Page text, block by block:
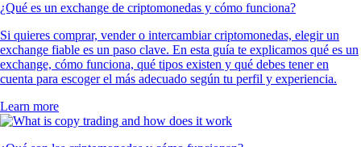
¿Qué es un exchange de criptomonedas y cómo funciona?
Si quieres comprar, vender o intercambiar criptomonedas, elegir un
exchange fiable es un paso clave. En esta guía te explicamos qué es un
exchange, cómo funciona, qué tipos existen y qué debes tener en
cuenta para escoger el más adecuado según tu perfil y experiencia.
Learn more